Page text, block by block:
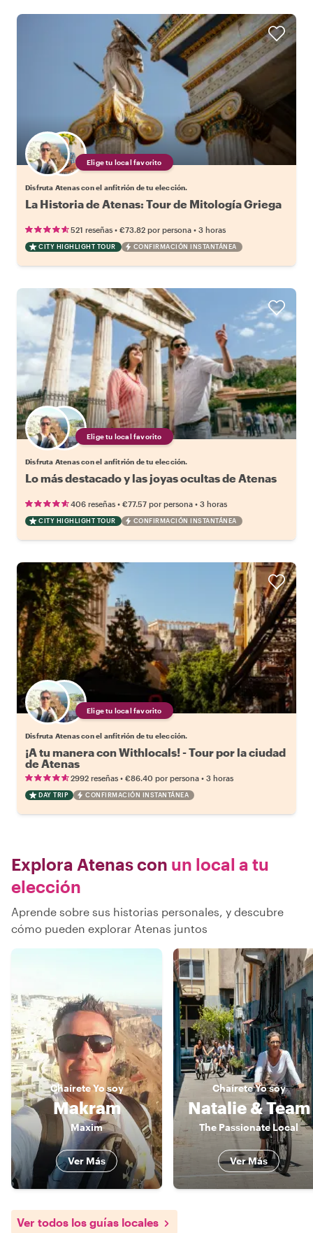
Elige tu local favorito
Disfruta Atenas con el anfitrión de tu elección.
La Historia de Atenas: Tour de Mitología Griega
521 reseñas • €73.82 por persona • 3 horas
CITY HIGHLIGHT TOUR CONFIRMACIÓN INSTANTÁNEA
Elige tu local favorito
Disfruta Atenas con el anfitrión de tu elección.
Lo más destacado y las joyas ocultas de Atenas
406 reseñas • €77.57 por persona • 3 horas
CITY HIGHLIGHT TOUR CONFIRMACIÓN INSTANTÁNEA
Elige tu local favorito
Disfruta Atenas con el anfitrión de tu elección.
¡A tu manera con Withlocals! - Tour por la ciudad
de Atenas
2992 reseñas • €86.40 por persona • 3 horas
DAY TRIP CONFIRMACIÓN INSTANTÁNEA
Explora Atenas con un local a tu
elección
Aprende sobre sus historias personales, y descubre
cómo pueden explorar Atenas juntos
ChaíreteYo soy
Makram
Maxim
Ver Más
ChaíreteYo soy
Natalie & Team
The Passionate Local
Ver Más
Ver todos los guías locales